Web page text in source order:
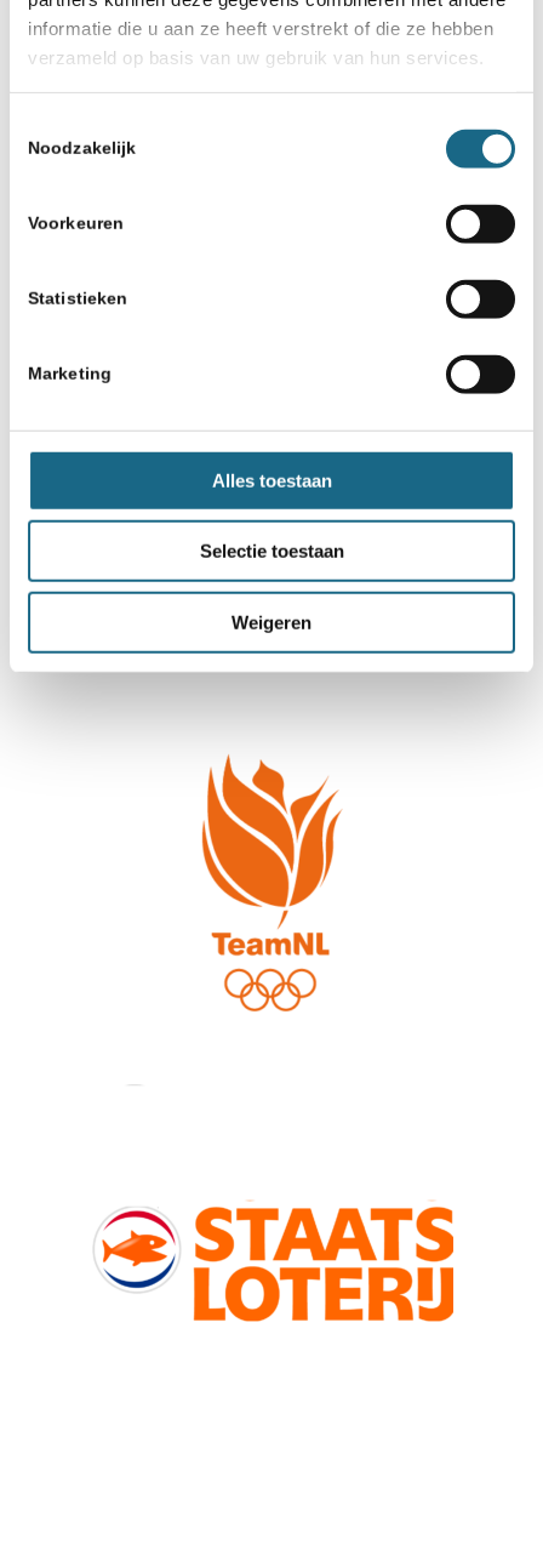
informatie die u aan ze heeft verstrekt of die ze hebben
verzameld op basis van uw gebruik van hun services.
Noodzakelijk
Voorkeuren
Statistieken
Marketing
Alles toestaan
Selectie toestaan
Weigeren
Schaken.nl wordt mede mogelijk gemaakt